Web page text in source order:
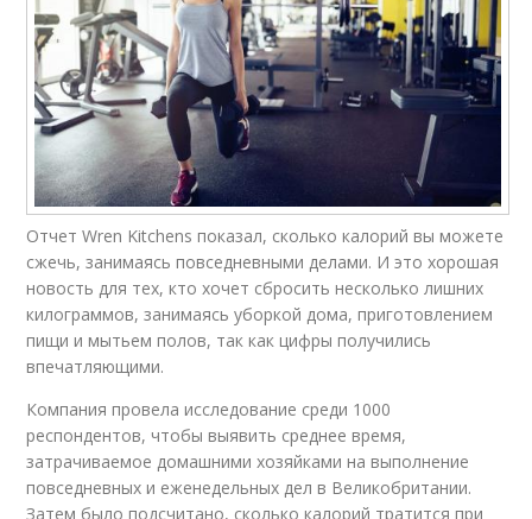
Отчет Wren Kitchens показал, сколько калорий вы можете
сжечь, занимаясь повседневными делами. И это хорошая
новость для тех, кто хочет сбросить несколько лишних
килограммов, занимаясь уборкой дома, приготовлением
пищи и мытьем полов, так как цифры получились
впечатляющими.
Компания провела исследование среди 1000
респондентов, чтобы выявить среднее время,
затрачиваемое домашними хозяйками на выполнение
повседневных и еженедельных дел в Великобритании.
Затем было подсчитано, сколько калорий тратится при